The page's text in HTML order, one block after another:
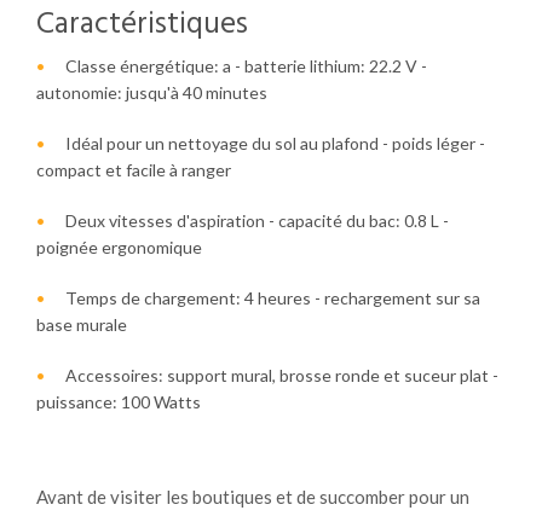
Caractéristiques
Classe énergétique: a - batterie lithium: 22.2 V -
autonomie: jusqu'à 40 minutes
Idéal pour un nettoyage du sol au plafond - poids léger -
compact et facile à ranger
Deux vitesses d'aspiration - capacité du bac: 0.8 L -
poignée ergonomique
Temps de chargement: 4 heures - rechargement sur sa
base murale
Accessoires: support mural, brosse ronde et suceur plat -
puissance: 100 Watts
Avant de visiter les boutiques et de succomber pour un